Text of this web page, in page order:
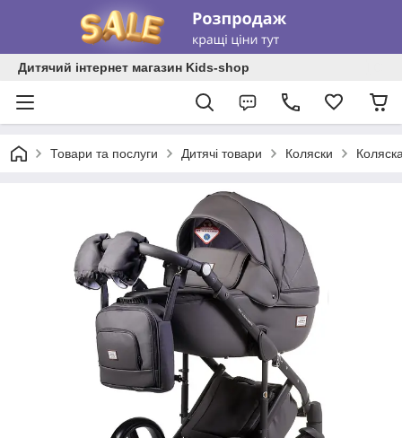
Дитячий інтернет магазин Kids-shop
Товари та послуги Дитячі товари Коляски